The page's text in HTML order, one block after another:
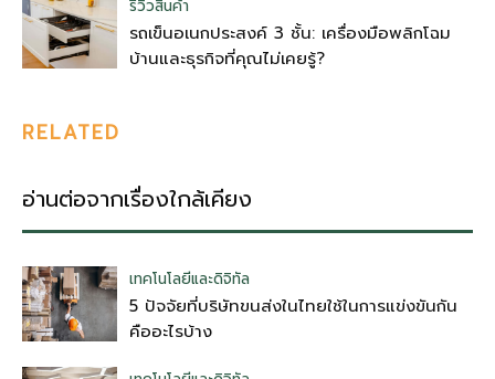
รีวิวสินค้า
รถเข็นอเนกประสงค์ 3 ชั้น: เครื่องมือพลิกโฉม
บ้านและธุรกิจที่คุณไม่เคยรู้?
RELATED
อ่านต่อจากเรื่องใกล้เคียง
เทคโนโลยีและดิจิทัล
5 ปัจจัยที่บริษัทขนส่งในไทยใช้ในการแข่งขันกัน
คืออะไรบ้าง